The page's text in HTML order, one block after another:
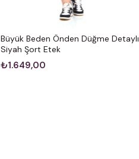
Büyük Beden Önden Düğme Detaylı
Siyah Şort Etek
₺1.649,00